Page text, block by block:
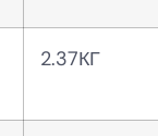
2.37КГ